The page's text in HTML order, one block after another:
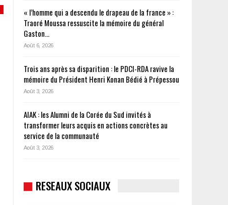
« l’homme qui a descendu le drapeau de la france » :
Traoré Moussa ressuscite la mémoire du général
Gaston…
Août 6, 2026
Trois ans après sa disparition : le PDCI-RDA ravive la
mémoire du Président Henri Konan Bédié à Prépessou
Août 3, 2026
AIAK : les Alumni de la Corée du Sud invités à
transformer leurs acquis en actions concrètes au
service de la communauté
Août 3, 2026
RESEAUX SOCIAUX